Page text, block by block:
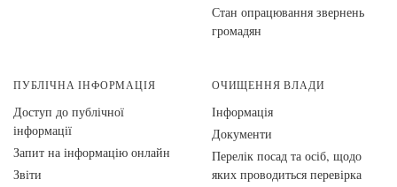
Стан опрацювання звернень
громадян
ПУБЛІЧНА ІНФОРМАЦІЯ
Доступ до публічної
інформації
Запит на інформацію онлайн
Звіти
ОЧИЩЕННЯ ВЛАДИ
Інформація
Документи
Перелік посад та осіб, щодо
яких проводиться перевірка